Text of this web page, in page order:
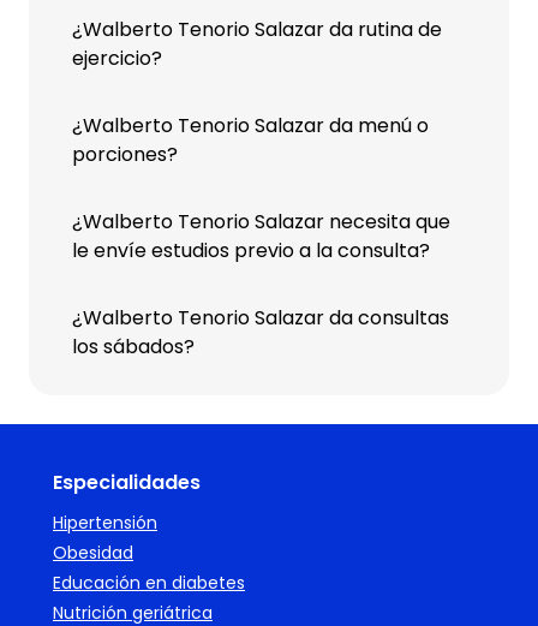
¿Walberto Tenorio Salazar da rutina de
ejercicio?
¿Walberto Tenorio Salazar da menú o
porciones?
¿Walberto Tenorio Salazar necesita que
le envíe estudios previo a la consulta?
¿Walberto Tenorio Salazar da consultas
los sábados?
Especialidades
Hipertensión
Obesidad
Educación en diabetes
Nutrición geriátrica